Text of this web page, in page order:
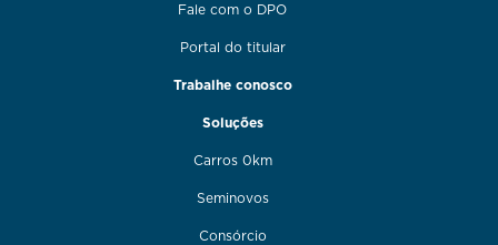
Fale com o DPO
Portal do titular
Trabalhe conosco
Soluções
Carros 0km
Seminovos
Consórcio